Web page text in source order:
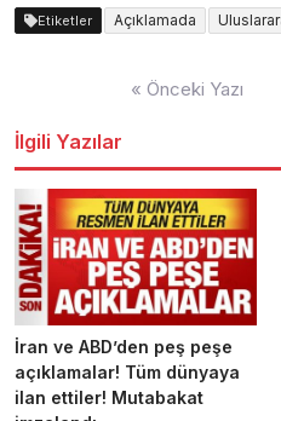
Etiketler Açıklamada
« Önceki Yazı
İlgili Yazılar
İran ve ABD’den peş peşe
açıklamalar! Tüm dünyaya
ilan ettiler! Mutabakat